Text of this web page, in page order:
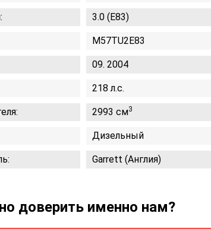
3.0 (E83)
M57TU2E83
09. 2004
218 л.с.
2993 см3
Дизельный
Garrett (Англия)
доверить именно нам?